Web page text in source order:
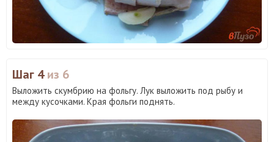
Шаг 4из 6
Выложить скумбрию на фольгу. Лук выложить под рыбу и
между кусочками. Края фольги поднять.